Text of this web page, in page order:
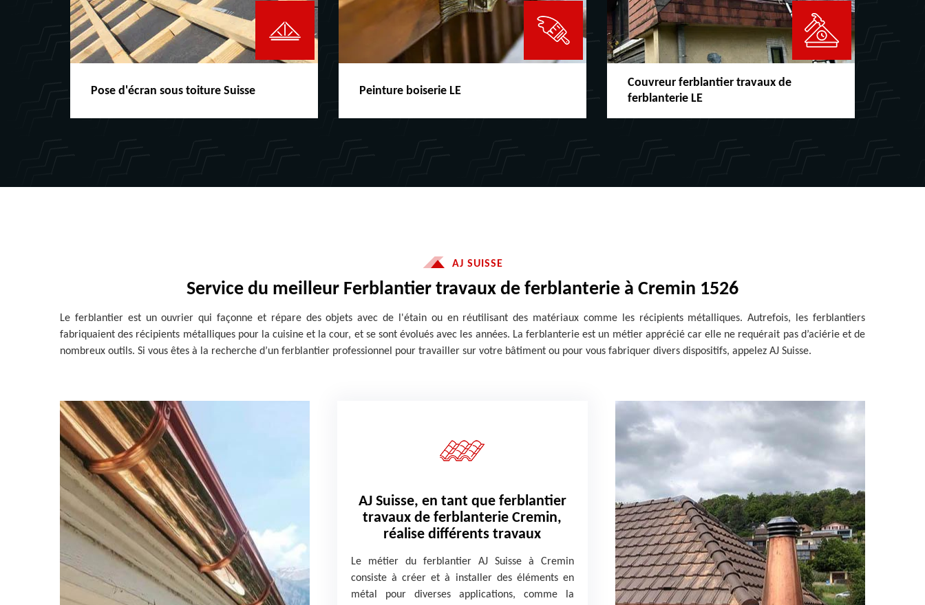
Peinture boiserie LE
Couvreur ferblantier travaux de
ferblanterie LE
Réparation et changement de
chéneaux Suisse
AJ SUISSE
Service du meilleur Ferblantier travaux de ferblanterie à Cremin 1526
Le ferblantier est un ouvrier qui façonne et répare des objets avec de l'étain ou en réutilisant des matériaux comme les récipients métalliques. Autrefois, les ferblantiers
fabriquaient des récipients métalliques pour la cuisine et la cour, et se sont évolués avec les années. La ferblanterie est un métier apprécié car elle ne requérait pas d’aciérie et de
nombreux outils. Si vous êtes à la recherche d’un ferblantier professionnel pour travailler sur votre bâtiment ou pour vous fabriquer divers dispositifs, appelez AJ Suisse.
AJ Suisse, en tant que ferblantier
travaux de ferblanterie Cremin,
réalise différents travaux
Le métier du ferblantier AJ Suisse à Cremin
consiste à créer et à installer des éléments en
métal pour diverses applications, comme la